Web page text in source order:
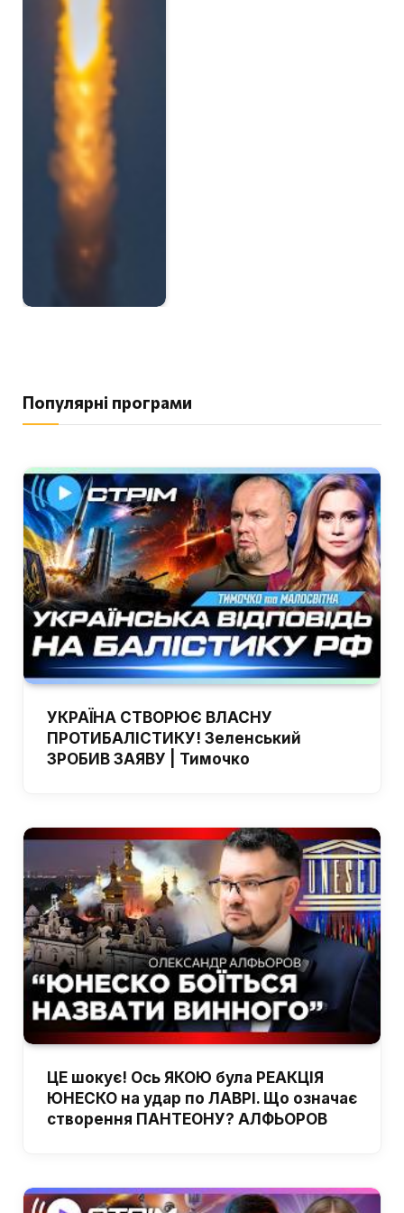
Популярні програми
УКРАЇНА СТВОРЮЄ ВЛАСНУ
ПРОТИБАЛІСТИКУ! Зеленський
ЗРОБИВ ЗАЯВУ | Тимочко
ЦЕ шокує! Ось ЯКОЮ була РЕАКЦІЯ
ЮНЕСКО на удар по ЛАВРІ. Що означає
створення ПАНТЕОНУ? АЛФЬОРОВ